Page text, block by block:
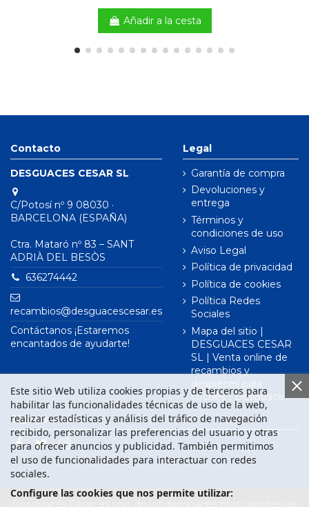
Añadir a la cesta
Contacto
DESGUACES CESAR SL
C/Potosí nº 9 08030 ·
BARCELONA (ESPAÑA)
Ctra. Mataró nº 83 – SANT
ADRIÀ DEL BESÒS
636274442
recambios@desguacescesar.es
Contáctanos ¡Estaremos
encantados de ayudarte!
Legal
Garantía de compra
Devoluciones y
entrega
Términos y
condiciones de uso
Aviso Legal
Política de privacidad
Política de cookies
Política Redes
Sociales
Mapa del sitio |
DESGUACES CESAR
SL | Venta online de
recambios y
despieces para
coches | Desguace
Este sitio Web utiliza cookies propias y de terceros para
habilitar las funcionalidades técnicas de uso de la web,
realizar estadísticas y análisis del tráfico de navegación
recibido, personalizar las preferencias del usuario y otras
para ofrecer anuncios y publicidad. También permitimos
el uso de funcionalidades para interactuar con redes
sociales.
Configure las cookies que nos permite utilizar:
Síguenos en